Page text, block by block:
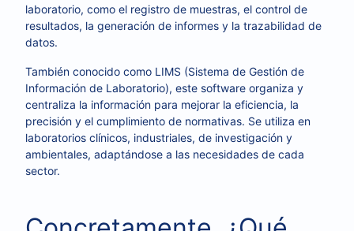
laboratorio, como el registro de muestras, el control de
resultados, la generación de informes y la trazabilidad de
datos.
También conocido como LIMS (Sistema de Gestión de
Información de Laboratorio), este software organiza y
centraliza la información para mejorar la eficiencia, la
precisión y el cumplimiento de normativas. Se utiliza en
laboratorios clínicos, industriales, de investigación y
ambientales, adaptándose a las necesidades de cada
sector.